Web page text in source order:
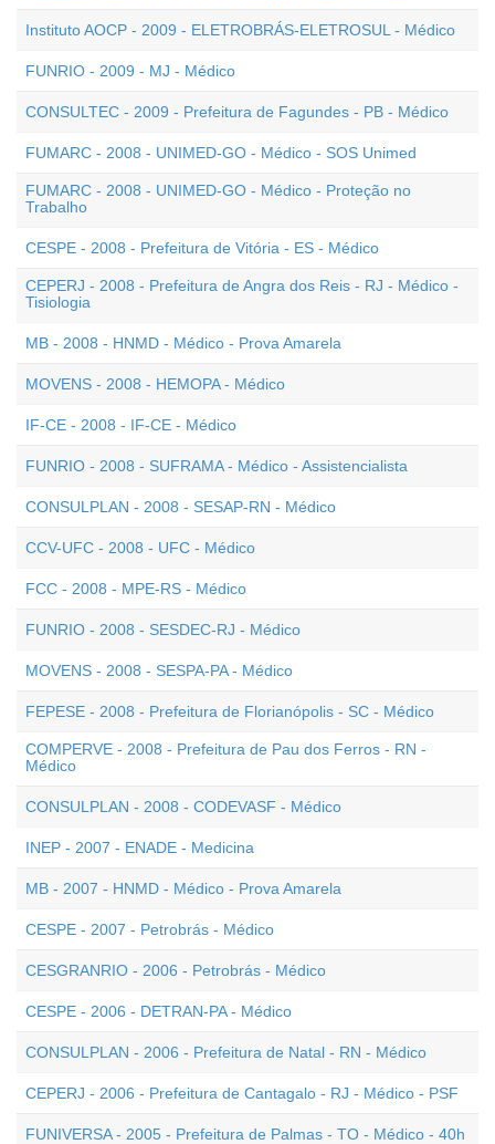
Instituto AOCP - 2009 - ELETROBRÁS-ELETROSUL - Médico
FUNRIO - 2009 - MJ - Médico
CONSULTEC - 2009 - Prefeitura de Fagundes - PB - Médico
FUMARC - 2008 - UNIMED-GO - Médico - SOS Unimed
FUMARC - 2008 - UNIMED-GO - Médico - Proteção no
Trabalho
CESPE - 2008 - Prefeitura de Vitória - ES - Médico
CEPERJ - 2008 - Prefeitura de Angra dos Reis - RJ - Médico -
Tisiologia
MB - 2008 - HNMD - Médico - Prova Amarela
MOVENS - 2008 - HEMOPA - Médico
IF-CE - 2008 - IF-CE - Médico
FUNRIO - 2008 - SUFRAMA - Médico - Assistencialista
CONSULPLAN - 2008 - SESAP-RN - Médico
CCV-UFC - 2008 - UFC - Médico
FCC - 2008 - MPE-RS - Médico
FUNRIO - 2008 - SESDEC-RJ - Médico
MOVENS - 2008 - SESPA-PA - Médico
FEPESE - 2008 - Prefeitura de Florianópolis - SC - Médico
COMPERVE - 2008 - Prefeitura de Pau dos Ferros - RN -
Médico
CONSULPLAN - 2008 - CODEVASF - Médico
INEP - 2007 - ENADE - Medicina
MB - 2007 - HNMD - Médico - Prova Amarela
CESPE - 2007 - Petrobrás - Médico
CESGRANRIO - 2006 - Petrobrás - Médico
CESPE - 2006 - DETRAN-PA - Médico
CONSULPLAN - 2006 - Prefeitura de Natal - RN - Médico
CEPERJ - 2006 - Prefeitura de Cantagalo - RJ - Médico - PSF
FUNIVERSA - 2005 - Prefeitura de Palmas - TO - Médico - 40h